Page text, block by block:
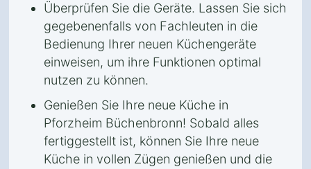
Überprüfen Sie die Geräte. Lassen Sie sich
gegebenenfalls von Fachleuten in die
Bedienung Ihrer neuen Küchengeräte
einweisen, um ihre Funktionen optimal
nutzen zu können.
Genießen Sie Ihre neue Küche in
Pforzheim Büchenbronn! Sobald alles
fertiggestellt ist, können Sie Ihre neue
Küche in vollen Zügen genießen und die